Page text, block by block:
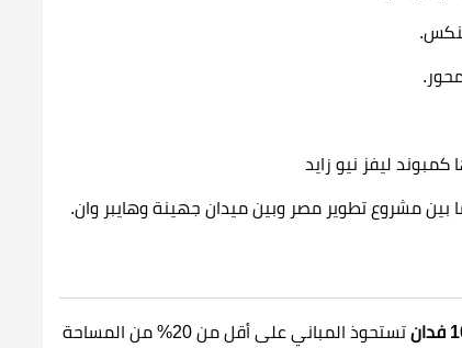
كمبوند ليفز نيو زايد
مشروع تطوير مصر وبين ميدان جهينة وهايبر وان.
تستحوذ المباني على أقل من 20% من المساحة